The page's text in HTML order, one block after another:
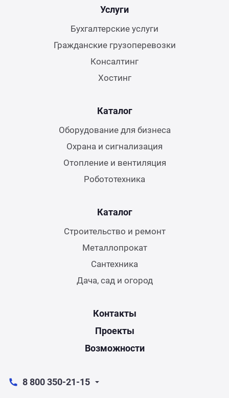
Услуги
Бухгалтерские услуги
Гражданские грузоперевозки
Консалтинг
Хостинг
Каталог
Оборудование для бизнеса
Охрана и сигнализация
Отопление и вентиляция
Робототехника
Каталог
Строительство и ремонт
Металлопрокат
Сантехника
Дача, сад и огород
Контакты
Проекты
Возможности
8 800 350-21-15